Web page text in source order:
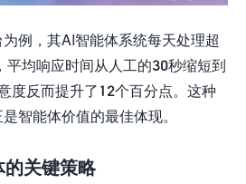
例，其AI智能体系统每天处理超
平均响应时间从人工的30秒缩短到
度反而提升了12个百分点。这种
智能体价值的最佳体现。
关键策略